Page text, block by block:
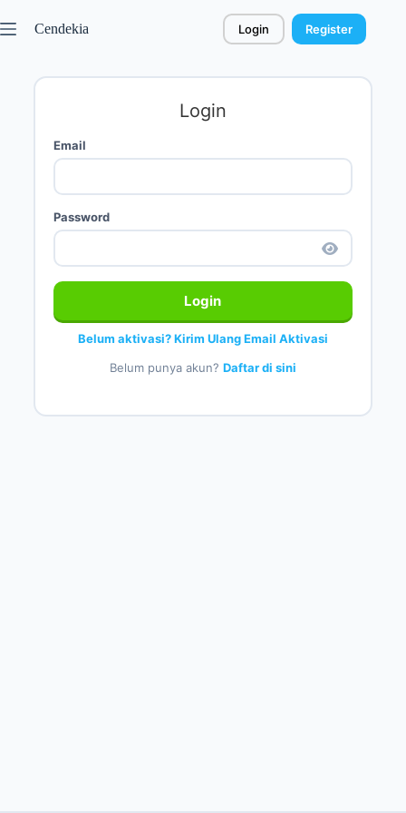
Cendekia Login Register
Login
Email
Password
Login
Belum aktivasi? Kirim Ulang Email Aktivasi
Belum punya akun? Daftar di sini